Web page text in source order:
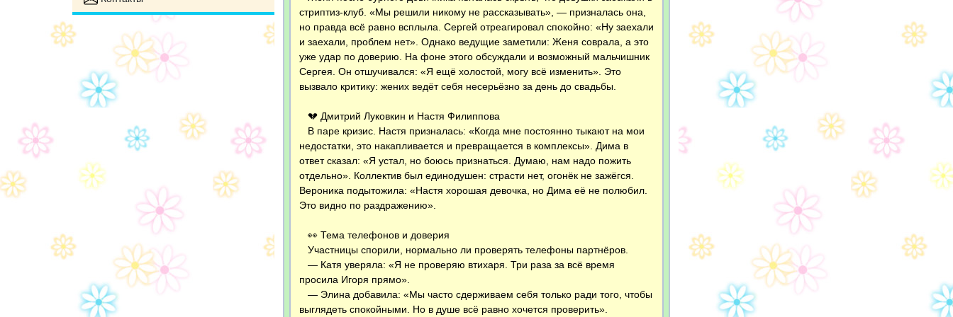
стриптиз-клуб. «Мы решили никому не рассказывать», — призналась она,
но правда всё равно всплыла. Сергей отреагировал спокойно: «Ну заехали
и заехали, проблем нет». Однако ведущие заметили: Женя соврала, а это
уже удар по доверию. На фоне этого обсуждали и возможный мальчишник
Сергея. Он отшучивался: «Я ещё холостой, могу всё изменить». Это
вызвало критику: жених ведёт себя несерьёзно за день до свадьбы.
💔 Дмитрий Луковкин и Настя Филиппова
В паре кризис. Настя призналась: «Когда мне постоянно тыкают на мои
недостатки, это накапливается и превращается в комплексы». Дима в
ответ сказал: «Я устал, но боюсь признаться. Думаю, нам надо пожить
отдельно». Коллектив был единодушен: страсти нет, огонёк не зажёгся.
Вероника подытожила: «Настя хорошая девочка, но Дима её не полюбил.
Это видно по раздражению».
👀 Тема телефонов и доверия
Участницы спорили, нормально ли проверять телефоны партнёров.
— Катя уверяла: «Я не проверяю втихаря. Три раза за всё время
просила Игоря прямо».
— Элина добавила: «Мы часто сдерживаем себя только ради того, чтобы
выглядеть спокойными. Но в душе всё равно хочется проверить».